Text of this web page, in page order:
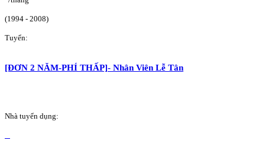
(1994 - 2008)
Tuyển:
[ĐƠN 2 NĂM-PHÍ THẤP]- Nhân Viên Lễ Tân
Nhà tuyển dụng: